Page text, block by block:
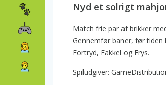
Nyd et solrigt
Match frie par af brikker
Gennemfør baner, før
Fortryd, Fakkel og Frys.
Spiludgiver: